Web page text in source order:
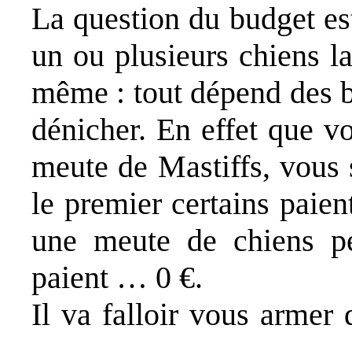
La question du budget
un ou plusieurs chiens
même : tout dépend des
dénicher. En effet que
meute de Mastiffs,
le premier certains
une meute de chiens
paient … 0 €.
Il va falloir vous armer